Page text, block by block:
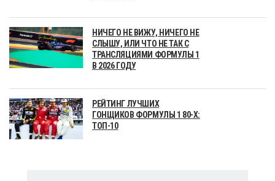
НИЧЕГО НЕ ВИЖУ, НИЧЕГО НЕ
СЛЫШУ, ИЛИ ЧТО НЕ ТАК С
ТРАНСЛЯЦИЯМИ ФОРМУЛЫ 1
В 2026 ГОДУ
РЕЙТИНГ ЛУЧШИХ
ГОНЩИКОВ ФОРМУЛЫ 1 80-Х:
ТОП-10